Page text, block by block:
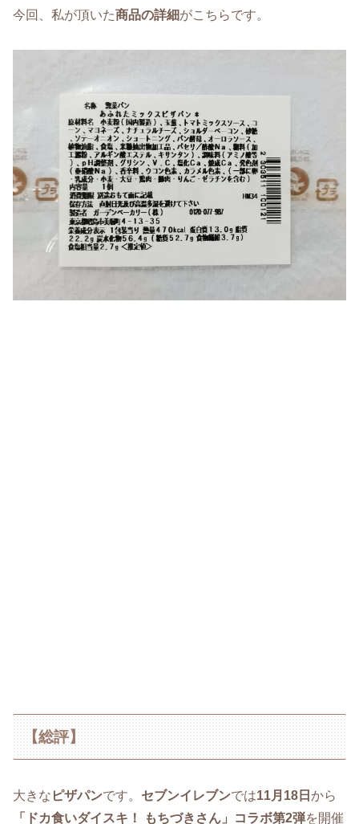
今回、私が頂いた商品の詳細がこちらです。
【総評】
大きな ピザパンです。 セブンイレブンでは11月18日 から
「ドカ食いダイスキ！ もちづきさん」コラボ第2弾を開催